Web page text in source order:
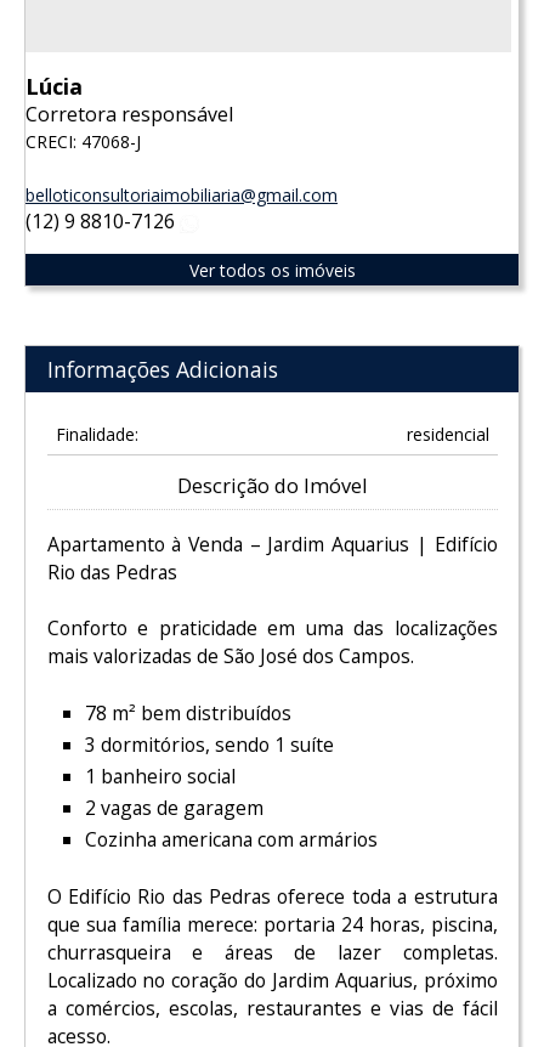
Lúcia
Corretora responsável
CRECI: 47068-J
belloticonsultoriaimobiliaria@gmail.com
(12) 9 8810-7126
Ver todos os imóveis
Informações Adicionais
Finalidade: residencial
Descrição do Imóvel
Apartamento à Venda – Jardim Aquarius | Edifício
Rio das Pedras
Conforto e praticidade em uma das localizações
mais valorizadas de São José dos Campos.
78 m² bem distribuídos
3 dormitórios, sendo 1 suíte
1 banheiro social
2 vagas de garagem
Cozinha americana com armários
O Edifício Rio das Pedras oferece toda a estrutura
que sua família merece: portaria 24 horas, piscina,
churrasqueira e áreas de lazer completas.
Localizado no coração do Jardim Aquarius, próximo
a comércios, escolas, restaurantes e vias de fácil
acesso.